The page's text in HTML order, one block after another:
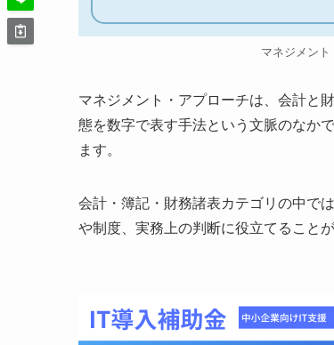
マネジメン
マネジメント・アプローチは、会計と
態を数字で表す手法という文脈のなか
ます。
会計・簿記・財務諸表カテゴリの中で
や制度、実務上の判断に役立てることが